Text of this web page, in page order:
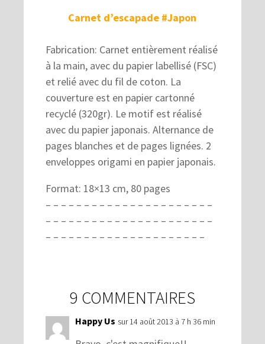
Carnet d’escapade #Japon
Fabrication: Carnet entièrement réalisé
à la main, avec du papier labellisé (FSC)
et relié avec du fil de coton. La
couverture est en papier cartonné
recyclé (320gr). Le motif est réalisé
avec du papier japonais. Alternance de
pages blanches et de pages lignées. 2
enveloppes origami en papier japonais.
Format: 18×13 cm, 80 pages
– – – – – – – – – – – – – – – – – – – – – –
– – – – – – – – – – – – – – – – – – – – – –
– – – – – – – – – – – – – – – – – – – – –
9 COMMENTAIRES
Happy Us sur 14 août 2013 à 7 h 36 min